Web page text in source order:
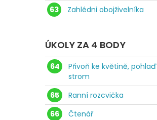
63
Zahlédni obojživelníka
ÚKOLY ZA 4 BODY
64
Přivoň ke květině, pohlaď
strom
65
Ranní rozcvička
66
Čtenář